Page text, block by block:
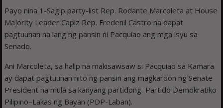
Payo nina 1-Sagip party-list Rep. Rodante Marcoleta at House
Majority Leader Capiz Rep. Fredenil Castro na dapat
pagtuunan na lang ng pansin ni Pacquiao ang mga isyu sa
Senado.
Ani Marcoleta, sa halip na makisawsaw si Pacquiao sa Kamara
ay dapat pagtuunan nito ng pansin ang magkaroon ng Senate
President na mula sa kanyang partidong Partido Demokratiko
Pilipino–Lakas ng Bayan (PDP-Laban).